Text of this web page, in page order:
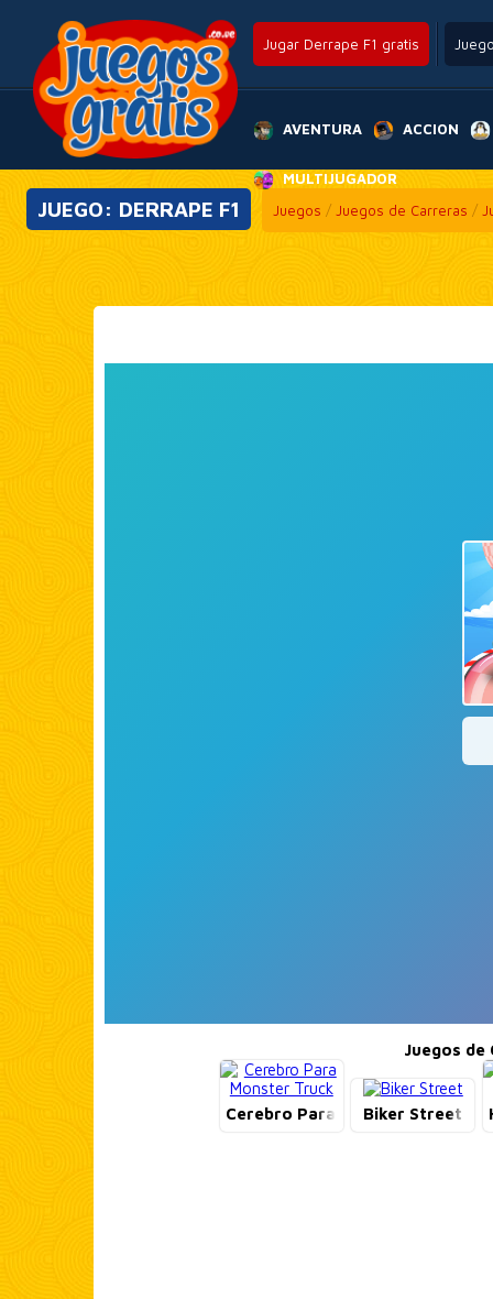
Jugar Derrape F1 gratis
AVENTURA ACCION
MULTIJUGADOR
JUEGO: DERRAPE F1 Juegos / Juegos de Carreras /
Juegos de
Cerebro Para Monster Truck
Biker Street